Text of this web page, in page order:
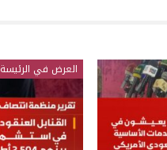
العرض في الرئيسة